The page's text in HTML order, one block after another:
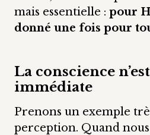
mais essentielle : pour
donné une fois pour
La conscience
immédiate
Prenons un exemple
perception. Quand